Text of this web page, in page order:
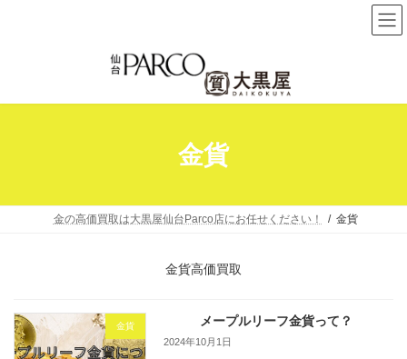
ン
テ
ン
ス
キ
ビ
ゲ
ー
ン
に
金貨
金の高価買取は大黒屋仙台Parco店にお任せください！ 金貨
金貨高価買取
金貨 メープルリーフ金貨って？
2024年10月1日